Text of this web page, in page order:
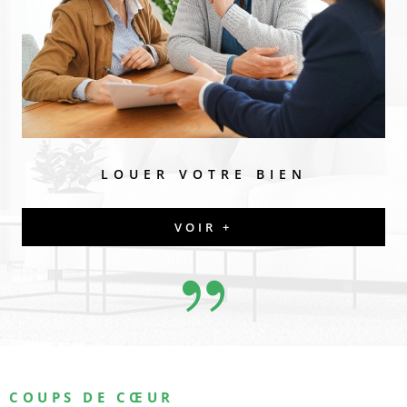
LOUER VOTRE BIEN
VOIR +
COUPS DE CŒUR